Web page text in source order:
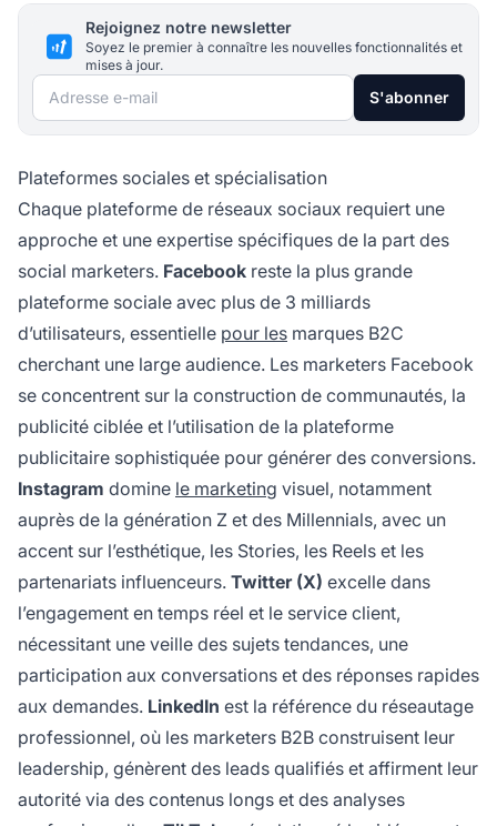
Rejoignez notre newsletter
Soyez le premier à connaître les nouvelles fonctionnalités et
mises à jour.
Adresse e-mail S'abonner
Plateformes sociales et spécialisation
Chaque plateforme de réseaux sociaux requiert une
approche et une expertise spécifiques de la part des
social marketers. Facebook reste la plus grande
plateforme sociale avec plus de 3 milliards
d’utilisateurs, essentielle pour les marques B2C
cherchant une large audience. Les marketers Facebook
se concentrent sur la construction de communautés, la
publicité ciblée et l’utilisation de la plateforme
publicitaire sophistiquée pour générer des conversions.
Instagram domine le marketing visuel, notamment
auprès de la génération Z et des Millennials, avec un
accent sur l’esthétique, les Stories, les Reels et les
partenariats influenceurs. Twitter (X) excelle dans
l’engagement en temps réel et le service client,
nécessitant une veille des sujets tendances, une
participation aux conversations et des réponses rapides
aux demandes. LinkedIn est la référence du réseautage
professionnel, où les marketers B2B construisent leur
leadership, génèrent des leads qualifiés et affirment leur
autorité via des contenus longs et des analyses